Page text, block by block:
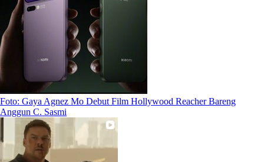
Foto: Gaya Agnez Mo Debut Film Hollywood Reacher Bareng
Anggun C. Sasmi